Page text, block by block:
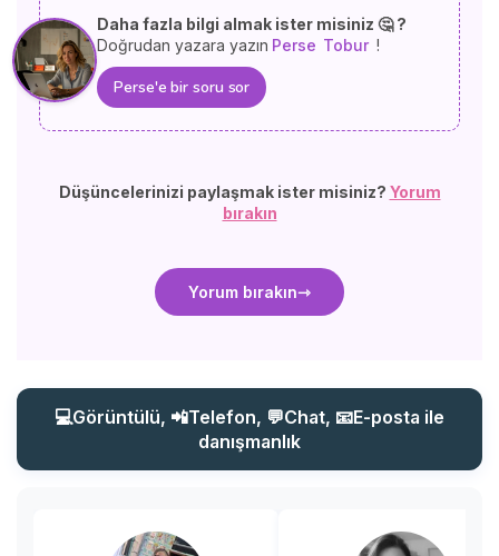
Daha fazla bilgi almak ister misiniz 🤔 ?
Doğrudan yazara yazın Perse Tobur !
Perse'e bir soru sor
Düşüncelerinizi paylaşmak ister misiniz? Yorum
bırakın
Yorum bırakın
💻Görüntülü, 📲Telefon, 💬Chat, 📧E-posta ile
danışmanlık